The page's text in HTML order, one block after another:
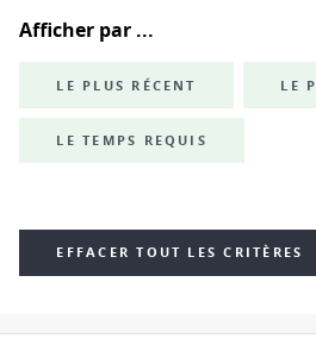
Afficher par ...
LE PLUS RÉCENT LE
LE TEMPS REQUIS
EFFACER TOUT LES CRITÈRES